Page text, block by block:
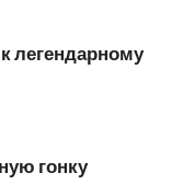
легендарному
гонку